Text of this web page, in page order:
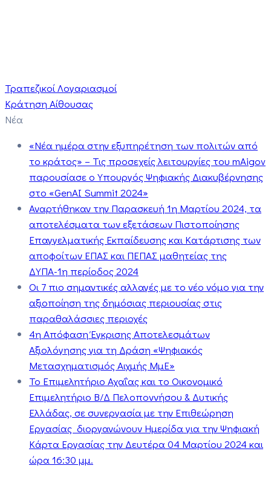
Τραπεζικοί Λογαριασμοί
Κράτηση Αίθουσας
Νέα
«Νέα ημέρα στην εξυπηρέτηση των πολιτών από
το κράτος» – Τις προσεχείς λειτουργίες του mAigov
παρουσίασε ο Υπουργός Ψηφιακής Διακυβέρνησης
στο «GenAI Summit 2024»
Αναρτήθηκαν την Παρασκευή 1η Μαρτίου 2024, τα
αποτελέσματα των εξετάσεων Πιστοποίησης
Επαγγελματικής Εκπαίδευσης και Κατάρτισης των
αποφοίτων ΕΠΑΣ και ΠΕΠΑΣ μαθητείας της
ΔΥΠΑ-1η περίοδος 2024
Οι 7 πιο σημαντικές αλλαγές με το νέο νόμο για την
αξιοποίηση της δημόσιας περιουσίας στις
παραθαλάσσιες περιοχές
4η Απόφαση Έγκρισης Αποτελεσμάτων
Αξιολόγησης για τη Δράση «Ψηφιακός
Μετασχηματισμός Αιχμής ΜμΕ»
Το Επιμελητήριο Αχαΐας και το Οικονομικό
Επιμελητήριο Β/Δ Πελοποννήσου & Δυτικής
Ελλάδας, σε συνεργασία με την Επιθεώρηση
Εργασίας διοργανώνουν Ημερίδα για την Ψηφιακή
Κάρτα Εργασίας την Δευτέρα 04 Μαρτίου 2024 και
ώρα 16:30 μμ.